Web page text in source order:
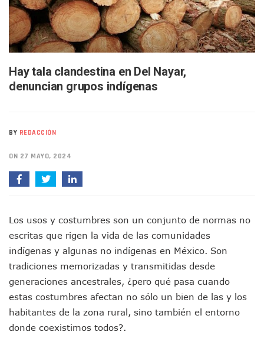
Buscan A Wilber Armando Colmenares Márquez,
Melissa Madero Exige Aclarar Sustento Legal De Las
Washington Enfrenta Una Emergencia Ambiental Por
Avanza Plan Para Construir Estadio De Tritones Vallarta;
Nuevas Concesiones De Taxis En Puerto Vallarta, ¿para
Mueren Cuatro Personas Tras Explosión De Una Pipa En
Bruno Blancas Lleva El Mensaje De La Cuarta
Liberan 180 Crías De Iguana Verde En El Estero El Salado
Semana Lluviosa Para Puerto Vallarta Con Tormentas Y
Nuevo Transporte Eléctrico En Puerto Vallarta: Rutas,
En Vallarta, Todos Los Camiones Deben De Tener Aire
Centro De Autismo Es Un Parteaguas Para Vallarta Y
Lluvias Y Oleaje Elevado Marcarán El Fin De Semana En
En PV Encabezan Preferencias Morena Y Juan Carlos
Pancho López; En La Mira Del Comité Nacional Del PAN
Cae El “R1”, Presunto Autor Intelectual Del Homicidio De
Muere Manolo Solo, Actor De “El Laberinto Del Fauno”, A
Hay tala clandestina en Del Nayar,
denuncian grupos indígenas
BY REDACCIÓN
ON 27 MAYO, 2024
Los usos y costumbres son un conjunto de normas no
escritas que rigen la vida de las comunidades
indígenas y algunas no indígenas en México. Son
tradiciones memorizadas y transmitidas desde
generaciones ancestrales, ¿pero qué pasa cuando
estas costumbres afectan no sólo un bien de las y los
habitantes de la zona rural, sino también el entorno
donde coexistimos todos?.